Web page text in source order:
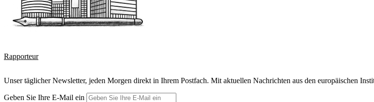
Rapporteur
Unser täglicher Newsletter, jeden Morgen direkt in Ihrem Postfach. Mit aktuellen Nachrichten aus den europäischen
Geben Sie Ihre E-Mail ein